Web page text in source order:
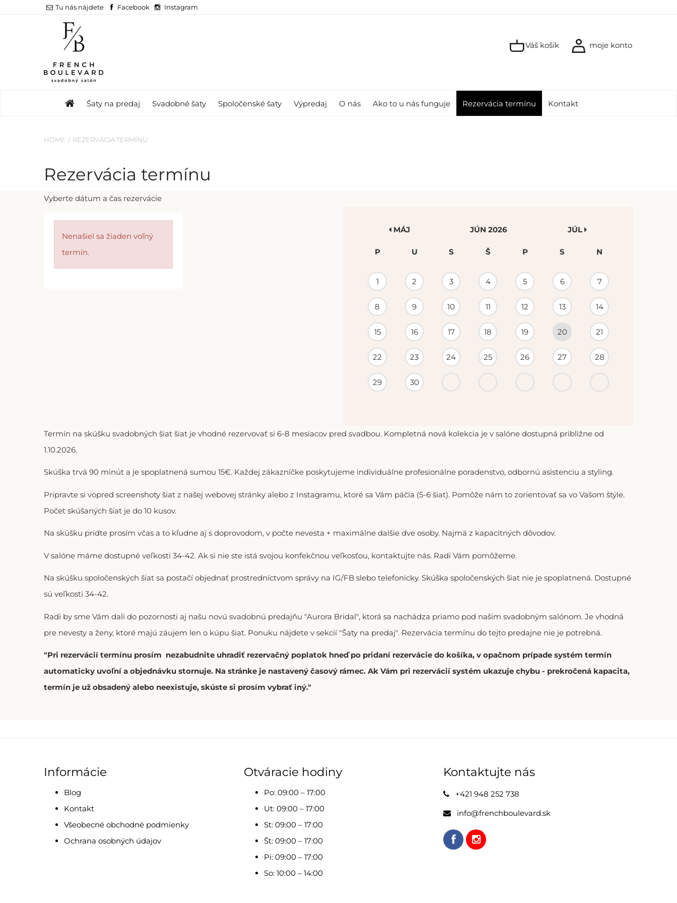
Tu nás nájdete Facebook Instagram
Váš košík moje konto
Šaty na predaj Svadobné šaty Spoločenské šaty Výpredaj O nás Ako to u nás funguje Rezervácia termínu Kontakt
HOME REZERVÁCIA TERMÍNU
Rezervácia termínu
Vyberte dátum a čas rezervácie
Nenašiel sa žiaden voľný
termín.
KALENDÁR
PODUJATÍ
MÁJ JÚN 2026 JÚL
P U S Š P S N
1 2 3 4 5 6 7
8 9 10 11 12 13 14
15 16 17 18 19 20 21
22 23 24 25 26 27 28
29 30
Termín na skúšku svadobných šiat šiat je vhodné rezervovať si 6-8 mesiacov pred svadbou. Kompletná nová kolekcia je v salóne dostupná približne od
1.10.2026.
Skúška trvá 90 minút a je spoplatnená sumou 15€. Každej zákazníčke poskytujeme individuálne profesionálne poradenstvo, odbornú asistenciu a styling.
Pripravte si vopred screenshoty šiat z našej webovej stránky alebo z Instagramu, ktoré sa Vám páčia (5-6 šiat). Pomôže nám to zorientovať sa vo Vašom štýle.
Počet skúšaných šiat je do 10 kusov.
Na skúšku prídte prosím včas a to kľudne aj s doprovodom, v počte nevesta + maximálne dalšie dve osoby. Najmä z kapacitných dôvodov.
V salóne máme dostupné veľkosti 34-42. Ak si nie ste istá svojou konfekčnou veľkosťou, kontaktujte nás. Radi Vám pomôžeme.
Na skúšku spoločenských šiat sa postačí objednať prostredníctvom správy na IG/FB slebo telefonicky. Skúška spoločenských šiat nie je spoplatnená. Dostupné
sú veľkosti 34-42.
Radi by sme Vám dali do pozornosti aj našu novú svadobnú predajňu "Aurora Bridal", ktorá sa nachádza priamo pod našim svadobným salónom. Je vhodná
pre nevesty a ženy, ktoré majú záujem len o kúpu šiat. Ponuku nájdete v sekcií "Šaty na predaj". Rezervácia termínu do tejto predajne nie je potrebná.
"Pri rezervácií termínu prosím nezabudnite uhradiť rezervačný poplatok hneď po pridaní rezervácie do košíka, v opačnom prípade systém termín
automaticky uvoľní a objednávku stornuje. Na stránke je nastavený časový rámec. Ak Vám pri rezervácií systém ukazuje chybu - prekročená kapacita,
termín je už obsadený alebo neexistuje, skúste si prosím vybrať iný."
Informácie
Blog
Kontakt
Všeobecné obchodné podmienky
Ochrana osobných údajov
Otváracie hodiny
Po: 09:00 – 17:00
Ut: 09:00 – 17:00
St: 09:00 – 17:00
Št: 09:00 – 17:00
Pi: 09:00 – 17:00
So: 10:00 – 14:00
Kontaktujte nás
+421 948 252 738
info@frenchboulevard.sk